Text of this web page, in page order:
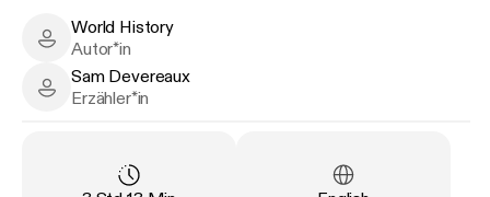
Crete, while commandos liberated Benito Mussolini
from his prison on a mountain top. And British units
blew up factories in a Norwegian town to deprive
tried to undermine Britain's economy with fake bank
World History - Author
World History
Autor*in
Sam Devereaux - Narrator
Sam Devereaux
Erzähler*in